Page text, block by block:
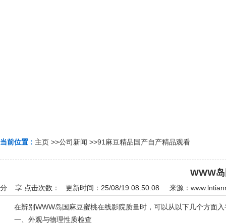
当前位置 : 主页 >>公司新闻 >>91麻豆精品国产自产精品观看
WWW
点击次数： 更新时间：25/08/19 08:50:08 来源：
分 享:
在辨别WWW岛国麻豆蜜桃在线影院质量时，可以从以下几个方面入
一、外观与物理性质检查